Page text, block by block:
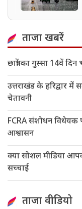
ताजा खबरें
छात्रों का गुस्सा 14वें
उत्तराखंड के हरिद्वार में
चेतावनी
FCRA संशोधन विधेयक
आश्वासन
क्या सोशल मीडिया
सच्चाई
ताजा वीडियो